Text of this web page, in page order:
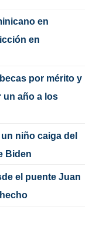
en
en
por mérito y
un año a los
niño caiga del
Biden
el puente Juan